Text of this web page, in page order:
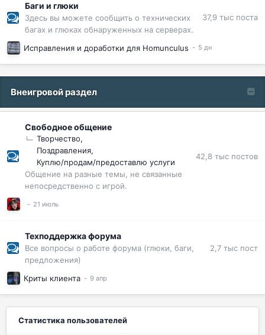
Баги и глюки
Здесь вы можете сообщить о технических
багах и глюках обнаруженных на серверах.
37,9 тыс поста
Исправления и доработки для Homunculus
Внеигровой раздел
Свободное общение
Творчество
Поздравления
Куплю/продам/предоставлю услуги
Общение на разные темы, не связанные
непосредственно с игрой.
42,8 тыс постов
Техподдержка форума
Все вопросы о работе форума (глюки, баги,
предложения)
2,7 тыс пост
Криты клиента
Статистика пользователей